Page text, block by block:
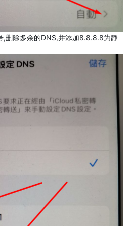
,删除多余的DNS,并添加8.8.8.8为静